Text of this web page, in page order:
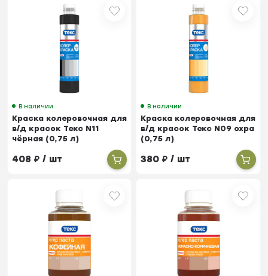
В наличии
Краска колеровочная для
в/д красок Текс N11
чёрная (0,75 л)
408₽ / шт
В наличии
Краска колеровочная для
в/д красок Текс N09 охра
(0,75 л)
380₽ / шт